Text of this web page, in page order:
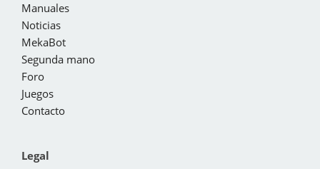
Manuales
Noticias
MekaBot
Segunda mano
Foro
Juegos
Contacto
Legal